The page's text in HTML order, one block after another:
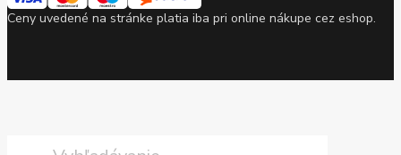
Ceny uvedené na stránke platia iba pri online nákupe cez eshop.